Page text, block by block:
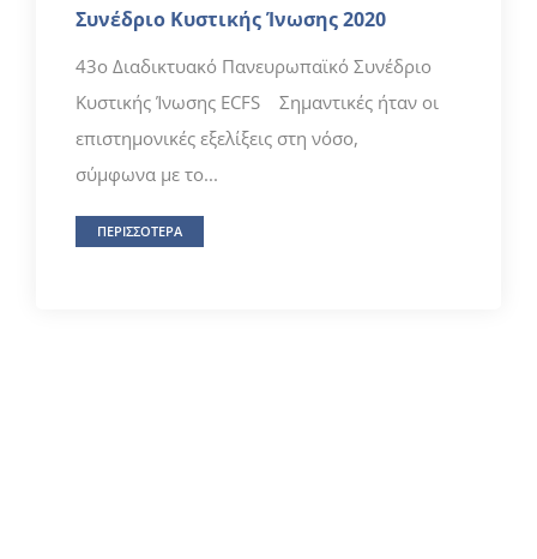
Συνέδριο Κυστικής Ίνωσης 2020
43ο Διαδικτυακό Πανευρωπαϊκό Συνέδριο
Κυστικής Ίνωσης ECFS Σημαντικές ήταν οι
επιστημονικές εξελίξεις στη νόσο,
σύμφωνα με το...
ΠΕΡΙΣΣΟΤΕΡΑ